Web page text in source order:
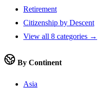
Retirement
Citizenship by Descent
View all 8 categories →
By Continent
Asia